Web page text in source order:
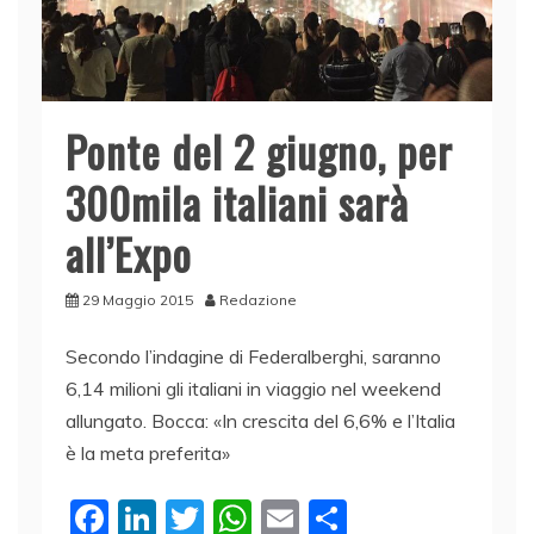
Ponte del 2 giugno, per
300mila italiani sarà
all’Expo
29 Maggio 2015 Redazione
Secondo l’indagine di Federalberghi, saranno
6,14 milioni gli italiani in viaggio nel weekend
allungato. Bocca: «In crescita del 6,6% e l’Italia
è la meta preferita»
F
Li T
W E